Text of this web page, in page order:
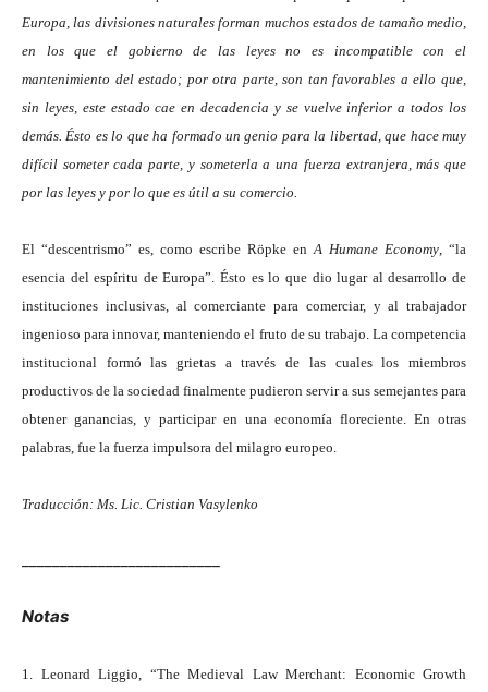
Europa, las divisiones naturales forman muchos estados de tamaño medio,
en los que el gobierno de las leyes no es incompatible con el
mantenimiento del estado; por otra parte, son tan favorables a ello que,
sin leyes, este estado cae en decadencia y se vuelve inferior a todos los
demás. Ésto es lo que ha formado un genio para la libertad, que hace muy
difícil someter cada parte, y someterla a una fuerza extranjera, más que
por las leyes y por lo que es útil a su comercio.
El “descentrismo” es, como escribe Röpke en A Humane Economy , “la
esencia del espíritu de Europa”. Ésto es lo que dio lugar al desarrollo de
instituciones inclusivas, al comerciante para comerciar, y al trabajador
ingenioso para innovar, manteniendo el fruto de su trabajo. La competencia
institucional formó las grietas a través de las cuales los miembros
productivos de la sociedad finalmente pudieron servir a sus semejantes para
obtener ganancias, y participar en una economía floreciente. En otras
palabras, fue la fuerza impulsora del milagro europeo.
Traducción: Ms. Lic. Cristian Vasylenko
Notas
1. Leonard Liggio, “The Medieval Law Merchant: Economic Growth